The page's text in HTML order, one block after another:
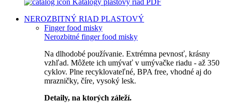
Katalógy plastový riad PDF
NEROZBITNÝ RIAD PLASTOVÝ
Finger food misky
Nerozbitné finger food misky
Na dlhodobé používanie. Extrémna pevnosť, krásny
vzhľad. Môžete ich umývať v umývačke riadu - až 350
cyklov. Plne recyklovateľné, BPA free, vhodné aj do
mrazničky, číre, vysoký lesk.
Detaily, na ktorých záleží.